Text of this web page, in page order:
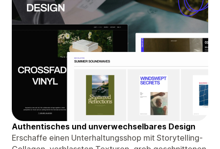
Authentisches und unverwechselbares Design
Erschaffe einen Unterhaltungsshop mit Storytelling-